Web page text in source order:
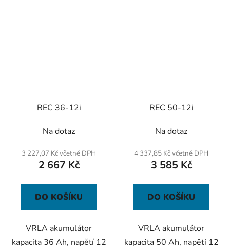
REC 36-12i
Na dotaz
3 227,07 Kč včetně DPH
2 667 Kč
DO KOŠÍKU
VRLA akumulátor
kapacita 36 Ah, napětí 12
REC 50-12i
Na dotaz
4 337,85 Kč včetně DPH
3 585 Kč
DO KOŠÍKU
VRLA akumulátor
kapacita 50 Ah, napětí 12